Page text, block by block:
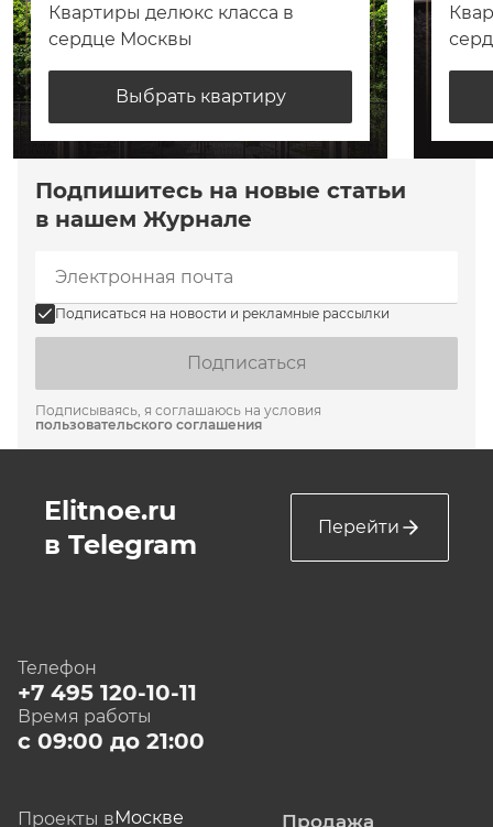
Квартиры делюкс класса в
сердце Москвы
Выбрать квартиру
Подпишитесь на новые статьи
в нашем Журнале
Подписаться на новости и рекламные рассылки
Подписаться
Подписываясь, я соглашаюсь на условия
пользовательского соглашения
Elitnoe.ru
в Telegram
Перейти
Телефон
+7 495 120-10-11
Время работы
с 09:00 до 21:00
Проекты вМоскве Продажа